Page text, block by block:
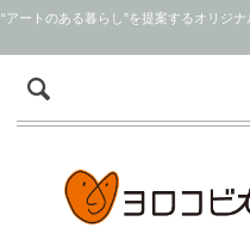
“アートのある暮らし”を提案するオリジ